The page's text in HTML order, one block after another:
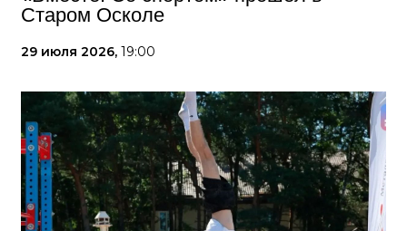
Старом Осколе
29 июля 2026, 19:00